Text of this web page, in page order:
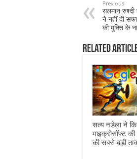
Previous
सलमान रुश्दी
ने नहीं दी
की मुक्ति के
Related
सत्य नडेला ने
माइक्रोसॉफ्ट
की सबसे बड़ी